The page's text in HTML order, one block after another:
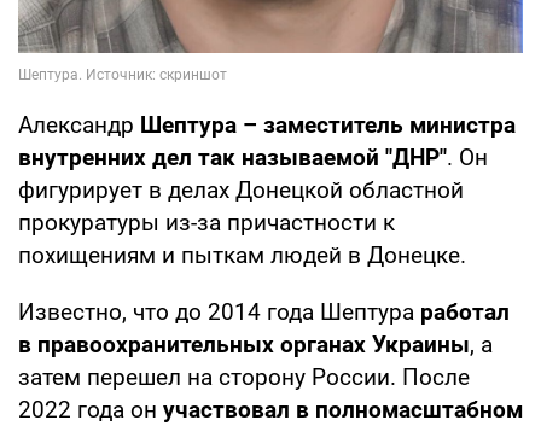
Александр Шептура – заместитель министра
внутренних дел так называемой "ДНР". Он
фигурирует в делах Донецкой областной
прокуратуры из-за причастности к
похищениям и пыткам людей в Донецке.
Известно, что до 2014 года Шептура работал
в правоохранительных органах Украины, а
затем перешел на сторону России. После
2022 года он участвовал в полномасштабном